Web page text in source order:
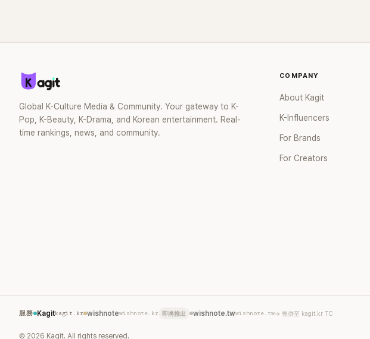
Global K-Culture Media & Community. Your gateway to K-
Pop, K-Beauty, K-Drama, and Korean entertainment. Real-
time rankings, news, and community.
COMPANY
About Kagit
K-Influencers
For Brands
For Creators
服務 Kagitkagit.kr wishnotewishnote.kr 即將推出 wishnote.twwishnote.tw→ 整併至 kagit.kr TC
© 2026 Kagit. All rights reserved.